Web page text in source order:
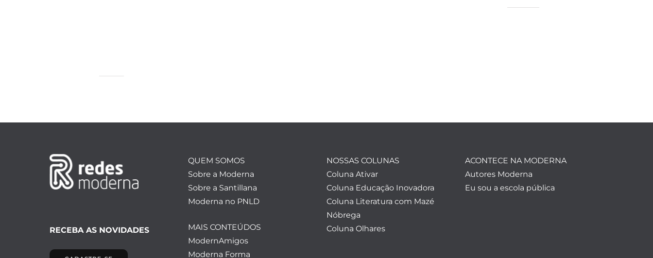
RECEBA AS NOVIDADES
QUEM SOMOS
Sobre a Moderna
Sobre a Santillana
Moderna no PNLD
MAIS CONTEÚDOS
ModernAmigos
Moderna Forma
NOSSAS COLUNAS
Coluna Ativar
Coluna Educação Inovadora
Coluna Literatura com Mazé
Nóbrega
Coluna Olhares
ACONTECE NA MODERNA
Autores Moderna
Eu sou a escola pública